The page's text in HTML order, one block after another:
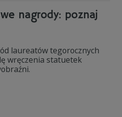
nagrody: poznaj
laureatów tegorocznych
wręczenia statuetek